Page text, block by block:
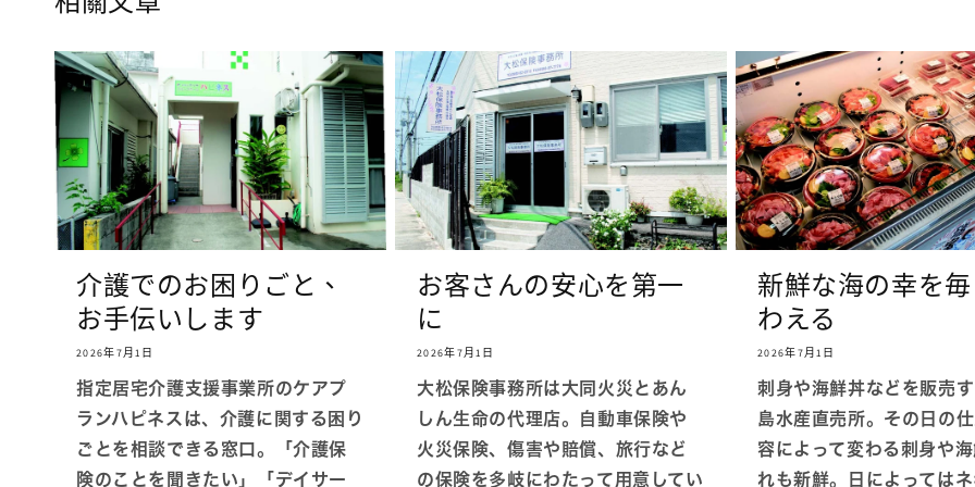
檔
案
1
介護でのお困りごと、
お手伝いします
2026年7月1日
指定居宅介護支援事業所のケアプ
ランハピネスは、介護に関する困り
ごとを相談できる窓口。「介護保
険のことを聞きたい」「デイサー
お客さんの安心を第一
に
2026年7月1日
大松保険事務所は大同火災とあん
しん生命の代理店。自動車保険や
火災保険、傷害や賠償、旅行など
の保険を多岐にわたって用意してい
新鮮な海の幸を
わえる
2026年7月1日
刺身や海鮮丼などを販売
島水産直売所。その日の
容によって変わる刺身や
れも新鮮。日によっては